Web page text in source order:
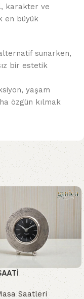
karakter ve
en büyük
sunarken,
bir estetik
yaşam
özgün kılmak
Saatleri